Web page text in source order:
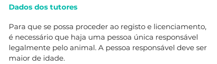
Dados dos tutores
Para que se possa proceder ao registo e licenciamento,
é necessário que haja uma pessoa única responsável
legalmente pelo animal. A pessoa responsável deve ser
maior de idade.